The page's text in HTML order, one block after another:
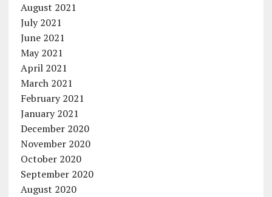
August 2021
July 2021
June 2021
May 2021
April 2021
March 2021
February 2021
January 2021
December 2020
November 2020
October 2020
September 2020
August 2020